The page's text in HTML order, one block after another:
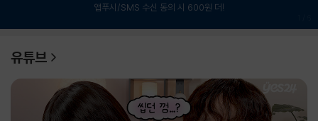
앱푸시/SMS 수신 동의 시 600원 더!
유튜브